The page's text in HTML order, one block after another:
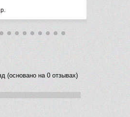
р.
(основано на 0 отзывах)